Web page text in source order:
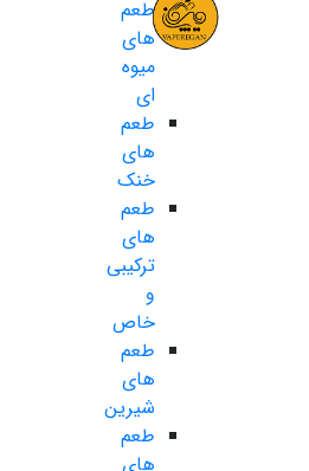
طعم
های
میوه
ای
طعم
های
خنک
طعم
های
ترکیبی
و
خاص
طعم
های
شیرین
طعم
های